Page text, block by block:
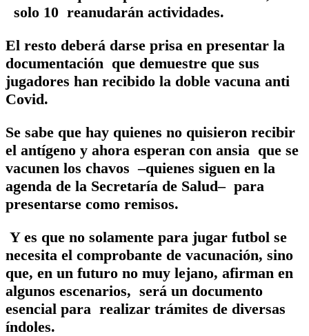
solo 10 reanudarán actividades.
El resto deberá darse prisa en presentar la
documentación que demuestre que sus
jugadores han recibido la doble vacuna anti
Covid.
Se sabe que hay quienes no quisieron recibir
el antígeno y ahora esperan con ansia que se
vacunen los chavos –quienes siguen en la
agenda de la Secretaría de Salud– para
presentarse como remisos.
Y es que no solamente para jugar futbol se
necesita el comprobante de vacunación, sino
que, en un futuro no muy lejano, afirman en
algunos escenarios, será un documento
esencial para realizar trámites de diversas
índoles.